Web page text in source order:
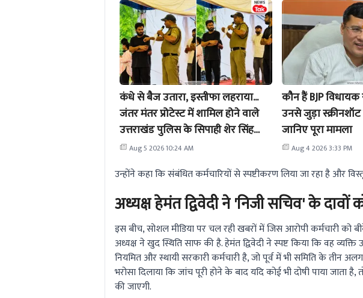
कंधे से बैज उतारा, इस्तीफा लहराया...
जंतर मंतर प्रोटेस्ट में शामिल होने वाले
उत्तराखंड पुलिस के सिपाही शेर सिंह
नौकरी से बर्खास्त
Aug 5 2026 10:24 AM
कौन हैं BJP
उनसे जुड़ा स्क्रीनशॉट
जानिए पूरा मामला
Aug 4 2026 3:33 PM
उन्होंने कहा कि संबंधित कर्मचारियों से स्पष्टीकरण लिया जा रहा है और
अध्यक्ष हेमंत द्विवेदी ने 'निजी सचिव' के दावों
इस बीच, सोशल मीडिया पर चल रही खबरों में जिस आरोपी कर्मचारी को
अध्यक्ष ने खुद स्थिति साफ की है. हेमंत द्विवेदी ने स्पष्ट किया कि वह
नियमित और स्थायी सरकारी कर्मचारी है, जो पूर्व में भी समिति के
भरोसा दिलाया कि जांच पूरी होने के बाद यदि कोई भी दोषी पाया जाता
की जाएगी.